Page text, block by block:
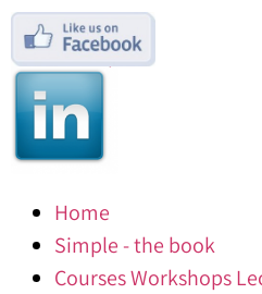
Home
Simple - the book
Courses Workshops